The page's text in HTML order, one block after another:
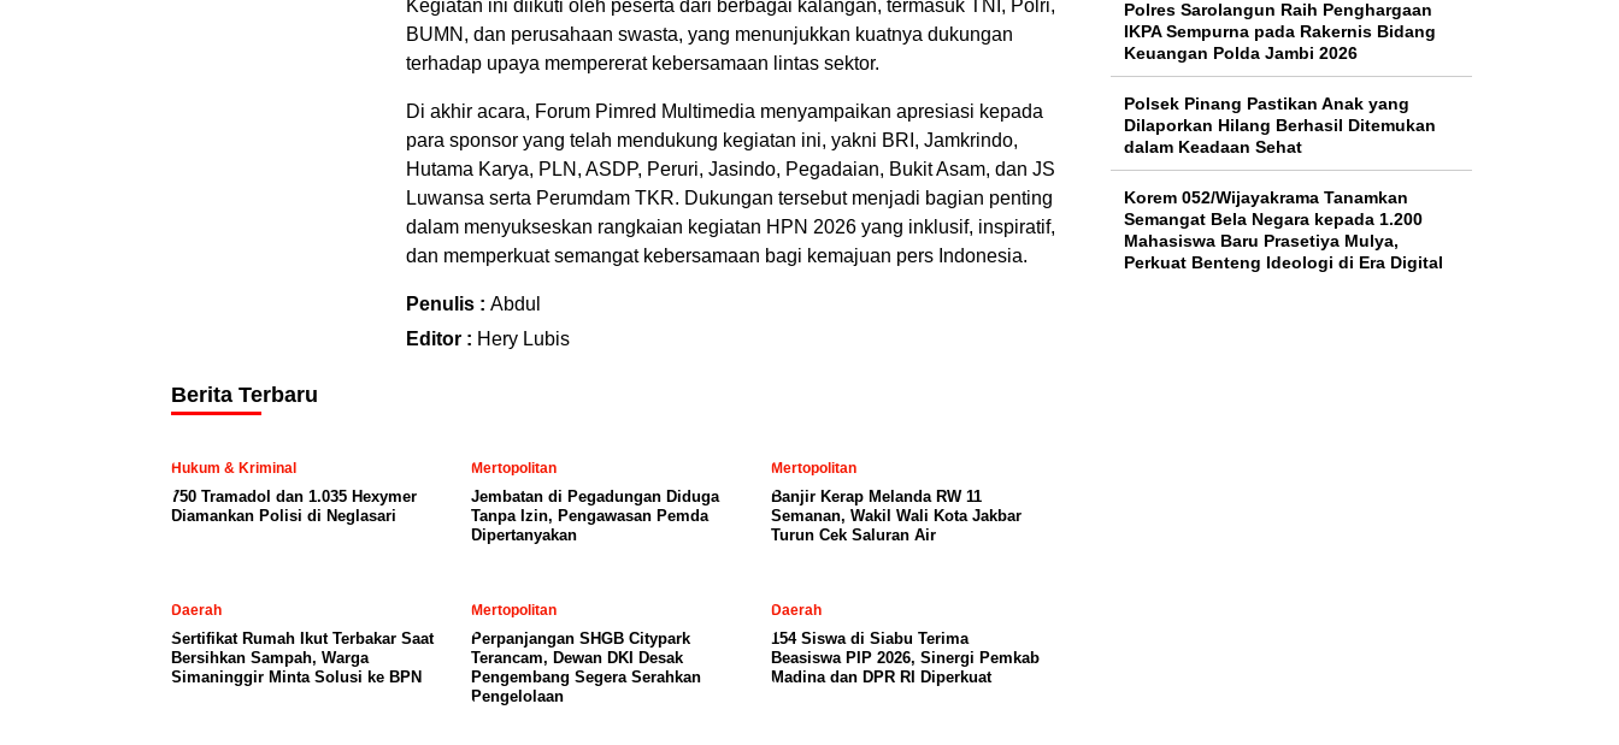
Kegiatan ini diikuti oleh peserta dari berbagai kalangan, termasuk TNI, Polri,
BUMN, dan perusahaan swasta, yang menunjukkan kuatnya dukungan
terhadap upaya mempererat kebersamaan lintas sektor.
Di akhir acara, Forum Pimred Multimedia menyampaikan apresiasi kepada
para sponsor yang telah mendukung kegiatan ini, yakni BRI, Jamkrindo,
Hutama Karya, PLN, ASDP, Peruri, Jasindo, Pegadaian, Bukit Asam, dan JS
Luwansa serta Perumdam TKR. Dukungan tersebut menjadi bagian penting
dalam menyukseskan rangkaian kegiatan HPN 2026 yang inklusif, inspiratif,
dan memperkuat semangat kebersamaan bagi kemajuan pers Indonesia.
Penulis : Abdul
Editor : Hery Lubis
Berita Terbaru
Hukum & Kriminal
750 Tramadol dan 1.035 Hexymer
Diamankan Polisi di Neglasari
Mertopolitan
Jembatan di Pegadungan Diduga
Tanpa Izin, Pengawasan Pemda
Dipertanyakan
Mertopolitan
Banjir Kerap Melanda RW 11
Semanan, Wakil Wali Kota Jakbar
Turun Cek Saluran Air
Daerah
Sertifikat Rumah Ikut Terbakar Saat
Bersihkan Sampah, Warga
Simaninggir Minta Solusi ke BPN
Mertopolitan
Perpanjangan SHGB Citypark
Terancam, Dewan DKI Desak
Pengembang Segera Serahkan
Pengelolaan
Daerah
154 Siswa di Siabu Terima
Beasiswa PIP 2026, Sinergi Pemkab
Madina dan DPR RI Diperkuat
Polres Sarolangun Raih Penghargaan
IKPA Sempurna pada Rakernis Bidang
Keuangan Polda Jambi 2026
Polsek Pinang Pastikan Anak yang
Dilaporkan Hilang Berhasil Ditemukan
dalam Keadaan Sehat
Korem 052/Wijayakrama Tanamkan
Semangat Bela Negara kepada 1.200
Mahasiswa Baru Prasetiya Mulya,
Perkuat Benteng Ideologi di Era Digital